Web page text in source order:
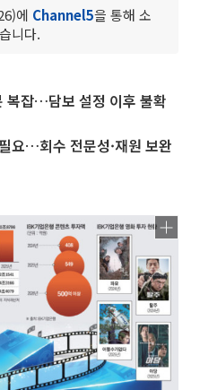
에 Channel5을 통해 소
니다.
복잡…담보 설정 이후 불확
요…회수 전문성·재원 보완